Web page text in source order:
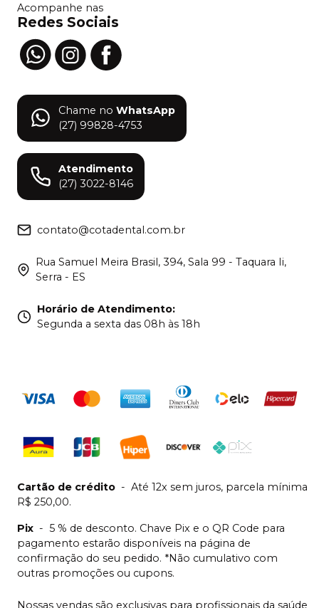
Acompanhe nas
Redes Sociais
Chame no WhatsApp
(27) 99828-4753
Atendimento
(27) 3022-8146
contato@cotadental.com.br
Rua Samuel Meira Brasil, 394, Sala 99 - Taquara Ii,
Serra - ES
Horário de Atendimento:
Segunda a sexta das 08h às 18h
Cartão de crédito - Até 12x sem juros, parcela mínima
R$ 250,00.
Pix - 5 % de desconto. Chave Pix e o QR Code para
pagamento estarão disponíveis na página de
confirmação do seu pedido. *Não cumulativo com
outras promoções ou cupons.
Nossas vendas são exclusivas para profissionais da saúde